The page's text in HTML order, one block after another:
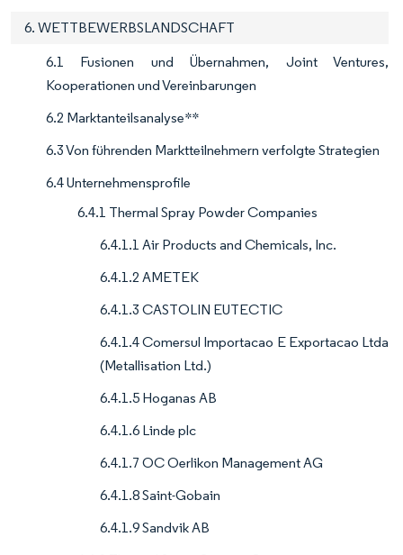
6. WETTBEWERBSLANDSCHAFT
6.1 Fusionen und Übernahmen, Joint Ventures,
Kooperationen und Vereinbarungen
6.2 Marktanteilsanalyse**
6.3 Von führenden Marktteilnehmern verfolgte Strategien
6.4 Unternehmensprofile
6.4.1 Thermal Spray Powder Companies
6.4.1.1 Air Products and Chemicals, Inc.
6.4.1.2 AMETEK
6.4.1.3 CASTOLIN EUTECTIC
6.4.1.4 Comersul Importacao E Exportacao Ltda
(Metallisation Ltd.)
6.4.1.5 Hoganas AB
6.4.1.6 Linde plc
6.4.1.7 OC Oerlikon Management AG
6.4.1.8 Saint-Gobain
6.4.1.9 Sandvik AB